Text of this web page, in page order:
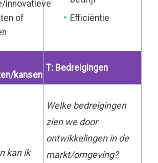
innovatieve
of
Efficiëntie
kansen
T: Bedreigingen
kan ik
Welke bedreigingen
zien we door
ontwikkelingen in de
markt/omgeving?